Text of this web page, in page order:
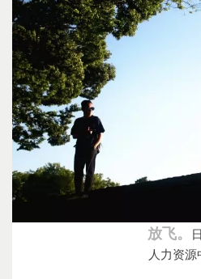
放飞。
人力资源